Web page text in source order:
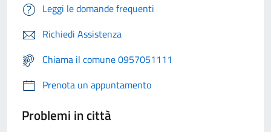
Leggi le domande frequenti
Richiedi Assistenza
Chiama il comune 0957051111
Prenota un appuntamento
Problemi in città